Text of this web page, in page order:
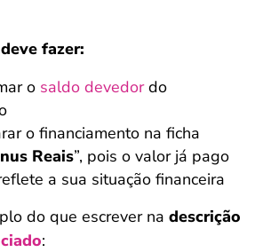
fazer:
o saldo devedordo
o financiamento na ficha
Reais”, pois o valor já pago
a sua situação financeira
do que escrever na descrição
: